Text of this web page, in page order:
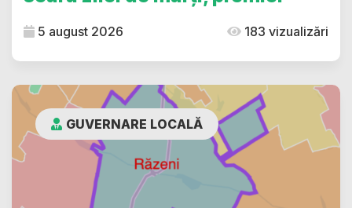
5 august 2026 183 vizualizări
GUVERNARE LOCALĂ